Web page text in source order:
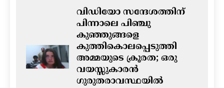
വിഡിയോ സന്ദേശത്തിന്
പിന്നാലെ പിഞ്ചു
കുഞ്ഞുങ്ങളെ
കുത്തികൊലപ്പെടുത്തി
അമ്മയുടെ ക്രൂരത; ഒരു
വയസ്സുകാരൻ
ഗുരുതരാവസ്ഥയിൽ